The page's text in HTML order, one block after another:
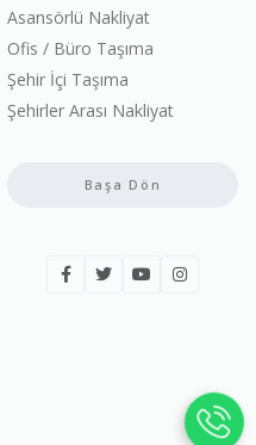
Asansörlü Nakliyat
Ofis / Büro Taşıma
Şehir İçi Taşıma
Şehirler Arası Nakliyat
Başa Dön